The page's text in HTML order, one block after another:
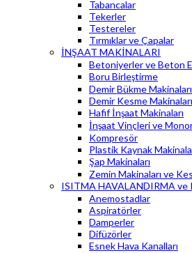
Tabancalar
Tekerler
Testereler
Tırmıklar ve Çapalar
İNŞAAT MAKİNALARI
Betoniyerler ve Beton
Boru Birleştirme
Demir Bükme Makinaları
Demir Kesme Makinaları
Hafif İnşaat Makinaları
İnşaat Vinçleri ve
Kompresör
Plastik Kaynak
Şap Makinaları
Zemin Makinaları ve
ISITMA HAVALANDIRMA ve
Anemostadlar
Aspiratörler
Damperler
Difüzörler
Esnek Hava Kanalları